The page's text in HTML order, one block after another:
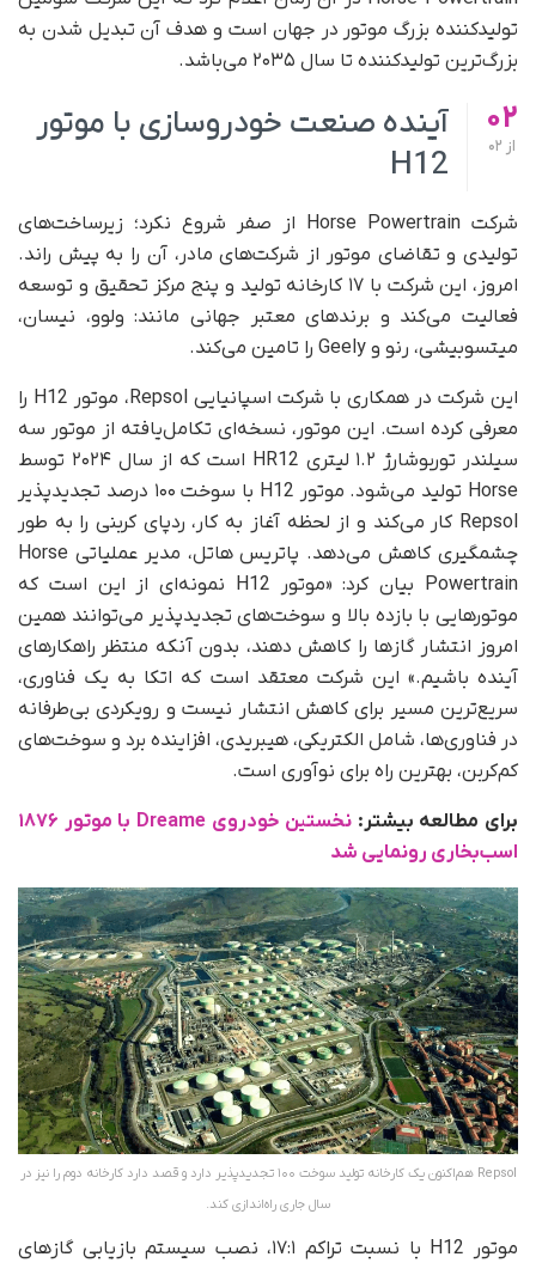
تولیدکننده بزرگ موتور در جهان است و هدف آن تبدیل شدن به
بزرگ‌ترین تولیدکننده تا سال ۲۰۳۵ می‌باشد.
02
از
آینده صنعت خودروسازی با موتور
H12
شرکت Horse Powertrain از صفر شروع نکرد؛ زیرساخت‌های
تولیدی و تقاضای موتور از شرکت‌های مادر، آن را به پیش راند.
امروز، این شرکت با ۱۷ کارخانه تولید و پنج مرکز تحقیق و توسعه
فعالیت می‌کند و برندهای معتبر جهانی مانند: ولوو، نیسان،
میتسوبیشی، رنو و Geely را تامین می‌کند.
این شرکت در همکاری با شرکت اسپانیایی Repsol، موتور H12 را
معرفی کرده است. این موتور، نسخه‌ای تکامل‌یافته از موتور سه
سیلندر توربوشارژ ۱.۲ لیتری HR12 است که از سال ۲۰۲۴ توسط
Horse تولید می‌شود. موتور H12 با سوخت ۱۰۰ درصد تجدیدپذیر
Repsol کار می‌کند و از لحظه آغاز به کار، ردپای کربنی را به‌ طور
چشمگیری کاهش می‌دهد. پاتریس هاتل، مدیر عملیاتی Horse
Powertrain بیان کرد: «موتور H12 نمونه‌ای از این است که
موتورهایی با بازده بالا و سوخت‌های تجدیدپذیر می‌توانند همین
امروز انتشار گازها را کاهش دهند، بدون آنکه منتظر راهکارهای
آینده باشیم.» این شرکت معتقد است که اتکا به یک فناوری،
سریع‌ترین مسیر برای کاهش انتشار نیست و رویکردی بی‌طرفانه
در فناوری‌ها، شامل الکتریکی، هیبریدی، افزاینده برد و سوخت‌های
کم‌کربن، بهترین راه برای نوآوری است.
برای مطالعه بیشتر:
نخستین خودروی Dreame با موتور ۱۸۷۶
اسب‌بخاری رونمایی شد
Repsol هم‌اکنون یک کارخانه تولید سوخت ۱۰۰ تجدیدپذیر دارد و قصد دارد کارخانه دوم را نیز در
سال جاری راه‌اندازی کند.
موتور H12 با نسبت تراکم ۱۷:۱، نصب سیستم بازیابی گازهای